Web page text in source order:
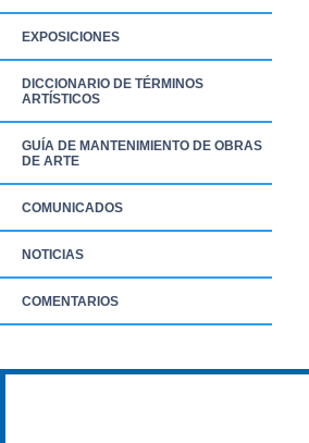
EXPOSICIONES
DICCIONARIO DE TÉRMINOS
ARTÍSTICOS
GUÍA DE MANTENIMIENTO DE OBRAS
DE ARTE
COMUNICADOS
NOTICIAS
COMENTARIOS